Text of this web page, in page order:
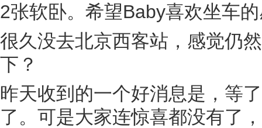
2张软卧。希望Baby喜欢坐车
很久没去北京西客站，感觉仍
下？
昨天收到的一个好消息是，等
了。可是大家连惊喜都没有了